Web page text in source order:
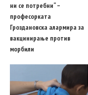
ни се потребни“ –
професорката
Гроздановска алармира за
вакцинирање против
морбили